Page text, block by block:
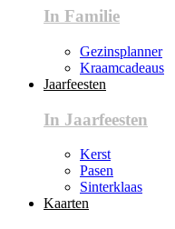
In Familie
Gezinsplanner
Kraamcadeaus
Jaarfeesten
In Jaarfeesten
Kerst
Pasen
Sinterklaas
Kaarten